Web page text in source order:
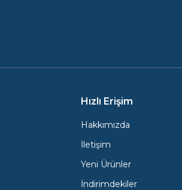
Hızlı Erişim
Hakkımızda
İletişim
Yeni Ürünler
İndirimdekiler